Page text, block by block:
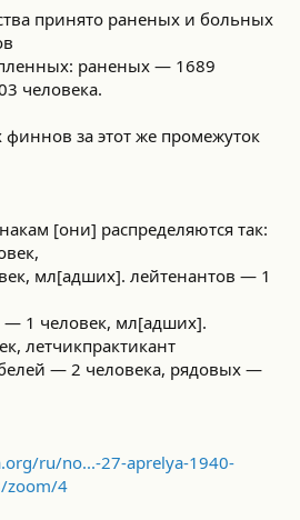
принято раненых и больных
раненых — 1689
человека.
за этот же промежуток
[они] распределяются так:
мл[адших]. лейтенантов — 1
— 1 человек, мл[адших].
летчикпрактикант
— 2 человека, рядовых —
ru/no...-27-aprelya-1940-
zoom/4